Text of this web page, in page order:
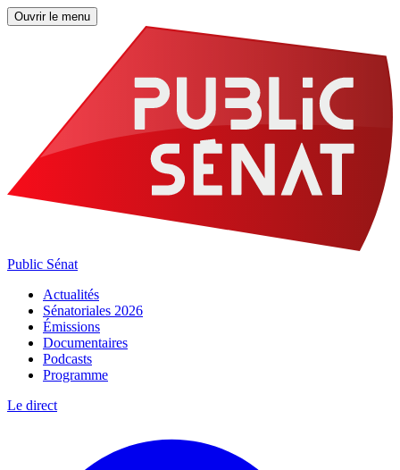
Ouvrir le menu
Public Sénat
Actualités
Sénatoriales 2026
Émissions
Documentaires
Podcasts
Programme
Le direct